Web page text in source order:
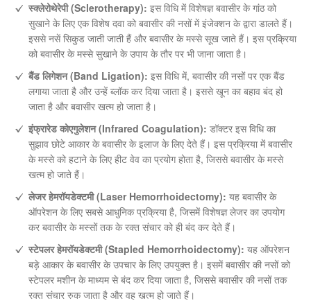
स्क्लेरोथेरेपी (Sclerotherapy): इस विधि में विशेषज्ञ बवासीर के गांठ को
सुखाने के लिए एक विशेष दवा को बवासीर की नसों में इंजेक्शन के द्वारा डालते हैं।
इससे नसें सिकुड जाती जाती हैं और बवासीर के मस्से सूख जाते हैं। इस प्रक्रिया
को बवासीर के मस्से सुखाने के उपाय के तौर पर भी जाना जाता है।
बैंड लिगेशन (Band Ligation): इस विधि में, बवासीर की नसों पर एक बैंड
लगाया जाता है और उन्हें ब्लॉक कर दिया जाता है। इससे खून का बहाव बंद हो
जाता है और बवासीर खत्म हो जाता है।
इंफ्रारेड कोएगुलेशन (Infrared Coagulation): डॉक्टर इस विधि का
सुझाव छोटे आकार के बवासीर के इलाज के लिए देते हैं। इस प्रक्रिया में बवासीर
के मस्से को हटाने के लिए हीट वेव का प्रयोग होता है, जिससे बवासीर के मस्से
खत्म हो जाते हैं।
लेजर हेमरॉयडेक्टमी (Laser Hemorrhoidectomy): यह बवासीर के
ऑपरेशन के लिए सबसे आधुनिक प्रक्रिया है, जिसमें विशेषज्ञ लेजर का उपयोग
कर बवासीर के मस्सों तक के रक्त संचार को ही बंद कर देते हैं।
स्टेपलर हेमरॉयडेक्टमी (Stapled Hemorrhoidectomy): यह ऑपरेशन
बड़े आकार के बवासीर के उपचार के लिए उपयुक्त है। इसमें बवासीर की नसों को
स्टेपलर मशीन के माध्यम से बंद कर दिया जाता है, जिससे बवासीर की नसों तक
रक्त संचार रुक जाता है और वह खत्म हो जाते हैं।